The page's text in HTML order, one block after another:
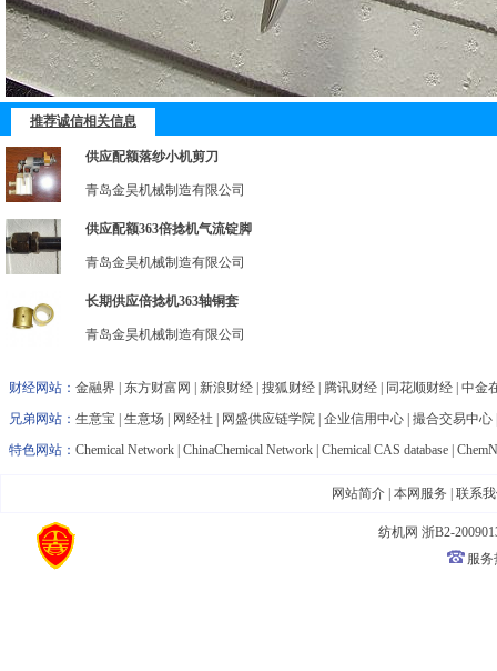
推荐诚信相关信息
供应配额落纱小机剪刀
青岛金昊机械制造有限公司
供应配额363倍捻机气流锭脚
青岛金昊机械制造有限公司
长期供应倍捻机363轴铜套
青岛金昊机械制造有限公司
财经网站： 金融界 东方财富网 新浪财经 搜狐财经 腾讯财经 同花顺财经 中金
兄弟网站： 生意宝 生意场 网经社 网盛供应链学院 企业信用中心 撮合交易中心
特色网站： Chemical Network ChinaChemical Network Chemical CAS database
网站简介 |本网服务 |联系
纺机网 浙B2-
服务